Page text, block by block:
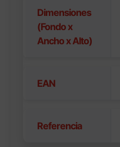
Dimensiones
(Fondo x
Ancho x Alto)
EAN
Referencia